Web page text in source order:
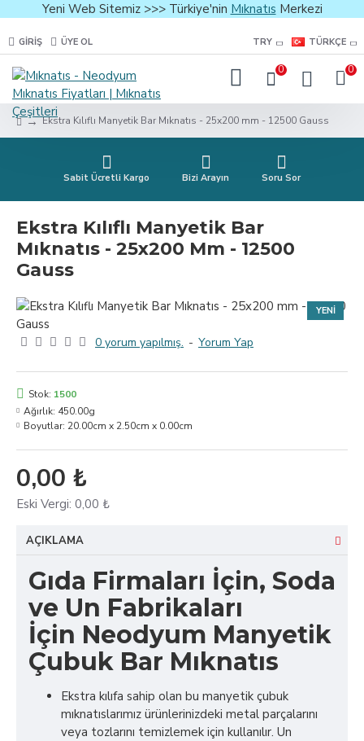
Yeni Web Sitemiz >>> Türkiye'nin Mıknatıs Merkezi
GIRIŞ ÜYE OL TRY TÜRKÇE
0 0
Ekstra Kılıflı Manyetik Bar Mıknatıs - 25x200 mm - 12500 Gauss
Sabit Ücretli Kargo Bizi Arayın Soru Sor
Ekstra Kılıflı Manyetik Bar
Mıknatıs - 25x200 Mm - 12500
Gauss
YENI
0 yorum yapılmış. - Yorum Yap
0,00 ₺
Eski Vergi: 0,00 ₺
Stok: 1500
Ağırlık: 450.00g
Boyutlar: 20.00cm x 2.50cm x 0.00cm
AÇIKLAMA
Gıda Firmaları İçin, Soda
ve Un Fabrikaları
İçin Neodyum Manyetik
Çubuk Bar Mıknatıs
Ekstra kılıfa sahip olan bu manyetik çubuk
mıknatıslarımız ürünlerinizdeki metal parçalarını
veya tozlarını temizlemek için kullanılır. Un